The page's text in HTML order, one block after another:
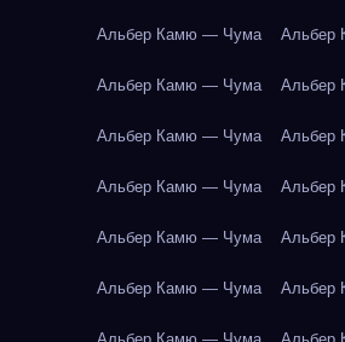
Альбер Камю — Чума Альбер
Альбер Камю — Чума Альбер
Альбер Камю — Чума Альбер
Альбер Камю — Чума Альбер
Альбер Камю — Чума Альбер
Альбер Камю — Чума Альбер